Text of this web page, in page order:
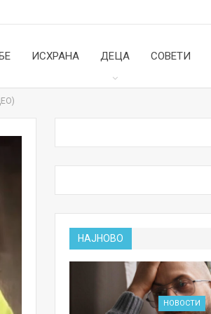
ИСХРАНА ДЕЦА СОВЕТИ
НАЈНОВО
НОВОСТИ